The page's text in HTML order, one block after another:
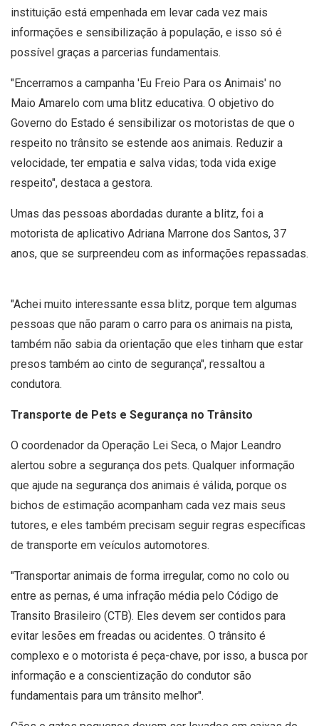
instituição está empenhada em levar cada vez mais
informações e sensibilização à população, e isso só é
possível graças a parcerias fundamentais.
"Encerramos a campanha 'Eu Freio Para os Animais' no
Maio Amarelo com uma blitz educativa. O objetivo do
Governo do Estado é sensibilizar os motoristas de que o
respeito no trânsito se estende aos animais. Reduzir a
velocidade, ter empatia e salva vidas; toda vida exige
respeito", destaca a gestora.
Umas das pessoas abordadas durante a blitz, foi a
motorista de aplicativo Adriana Marrone dos Santos, 37
anos, que se surpreendeu com as informações repassadas.
"Achei muito interessante essa blitz, porque tem algumas
pessoas que não param o carro para os animais na pista,
também não sabia da orientação que eles tinham que estar
presos também ao cinto de segurança", ressaltou a
condutora.
Transporte de Pets e Segurança no Trânsito
O coordenador da Operação Lei Seca, o Major Leandro
alertou sobre a segurança dos pets. Qualquer informação
que ajude na segurança dos animais é válida, porque os
bichos de estimação acompanham cada vez mais seus
tutores, e eles também precisam seguir regras específicas
de transporte em veículos automotores.
"Transportar animais de forma irregular, como no colo ou
entre as pernas, é uma infração média pelo Código de
Transito Brasileiro (CTB). Eles devem ser contidos para
evitar lesões em freadas ou acidentes. O trânsito é
complexo e o motorista é peça-chave, por isso, a busca por
informação e a conscientização do condutor são
fundamentais para um trânsito melhor".